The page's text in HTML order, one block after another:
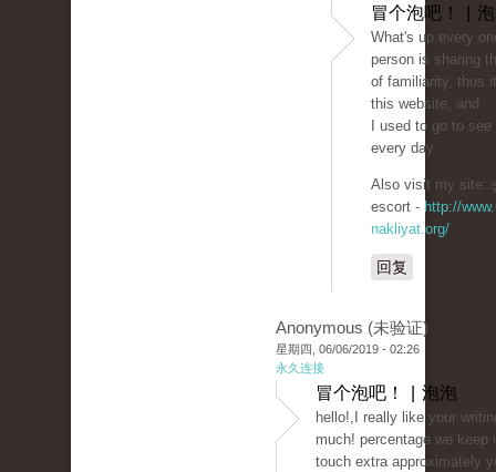
冒个泡吧！ |
What's up every
person is sharing
of familiarity, thus
this website, and
I used to go to
every day.
Also visit my site:
escort - http://
nakliyat.org/
回复
Anonymous (未验证)
星期四, 06/06/2019 - 02:26
永久连接
冒个泡吧！ | 泡泡
hello!,I really like your
much! percentage we keep
touch extra approximately